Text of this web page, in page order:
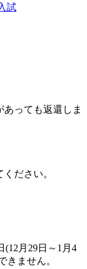
試
っても返還しま
ださい。
(12月29日～1月4
きません。